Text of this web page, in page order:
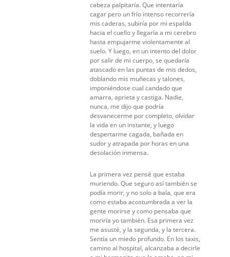
cabeza palpitaría. Que intentaría
cagar pero un frío intenso recorrería
mis caderas, subiría por mi espalda
hacia el cuello y llegaría a mi cerebro
hasta empujarme violentamente al
suelo. Y luego, en un intento del dolor
por salir de mi cuerpo, se quedaría
atascado en las puntas de mis dedos,
doblando mis muñecas y talones,
imponiéndose cual candado que
amarra, aprieta y castiga. Nadie,
nunca, me dijo que podría
desvanecerme por completo, olvidar
la vida en un instante, y luego
despertarme cagada, bañada en
sudor y atrapada por horas en una
desolación inmensa.
La primera vez pensé que estaba
muriendo. Que seguro así también se
podía morir, y no solo a bala, que era
como estaba acostumbrada a ver la
gente morirse y como pensaba que
moriría yo también. Esa primera vez
me asusté, y la segunda, y la tercera.
Sentía un miedo profundo. En los taxis,
camino al hospital, alcanzaba a decirle